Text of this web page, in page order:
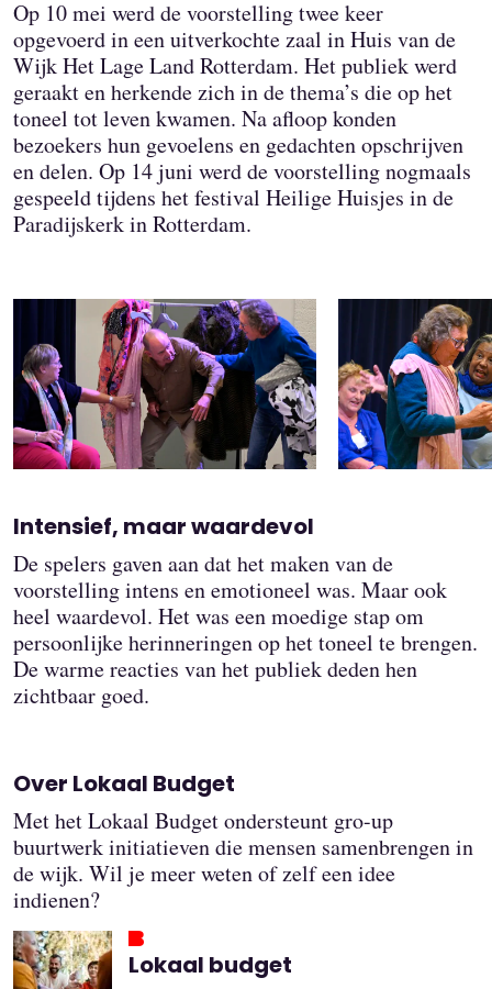
Op 10 mei werd de voorstelling twee keer
opgevoerd in een uitverkochte zaal in Huis van de
Wijk Het Lage Land Rotterdam. Het publiek werd
geraakt en herkende zich in de thema’s die op het
toneel tot leven kwamen. Na afloop konden
bezoekers hun gevoelens en gedachten opschrijven
en delen. Op 14 juni werd de voorstelling nogmaals
gespeeld tijdens het festival Heilige Huisjes in de
Paradijskerk in Rotterdam.
Intensief, maar waardevol
De spelers gaven aan dat het maken van de
voorstelling intens en emotioneel was. Maar ook
heel waardevol. Het was een moedige stap om
persoonlijke herinneringen op het toneel te brengen.
De warme reacties van het publiek deden hen
zichtbaar goed.
Over Lokaal Budget
Met het Lokaal Budget ondersteunt gro-up
buurtwerk initiatieven die mensen samenbrengen in
de wijk. Wil je meer weten of zelf een idee
indienen?
Lokaal budget